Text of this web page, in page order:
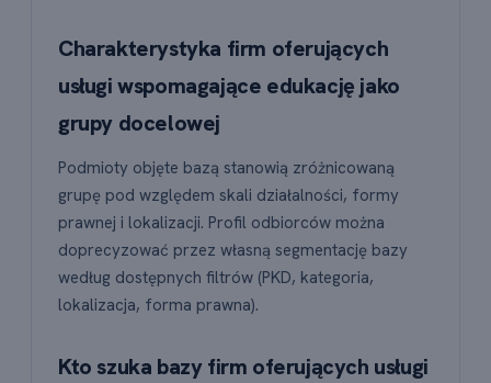
Charakterystyka firm oferujących
usługi wspomagające edukację jako
grupy docelowej
Podmioty objęte bazą stanowią zróżnicowaną
grupę pod względem skali działalności, formy
prawnej i lokalizacji. Profil odbiorców można
doprecyzować przez własną segmentację bazy
według dostępnych filtrów (PKD, kategoria,
lokalizacja, forma prawna).
Kto szuka bazy firm oferujących usługi